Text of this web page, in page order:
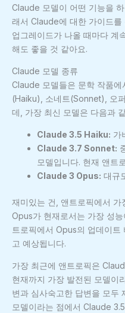
Claude 모델이 어떤 기능을
래서 Claude에 대한 가이드
업그레이드가 나올 때마다 계
해도 좋을 것 같아요.
Claude 모델 종류
Claude 모델들은 문학 작품에
(Haiku), 소네트(Sonnet), 오
데, 가장 최신 모델은 다음과
Claude 3.5 Haiku: 가
Claude 3.7 Sonnet:
모델입니다. 현재 앤트
Claude 3 Opus: 대규
재미있는 건, 앤트로픽에서
Opus가 현재로서는 가장 성
트로픽에서 Opus의 업데이트
고 예상됩니다.
가장 최근에 앤트로픽은
현재까지 가장 발전된 모델이
변과 심사숙고한 답변을 모두
모델이라는 점에서 Claude